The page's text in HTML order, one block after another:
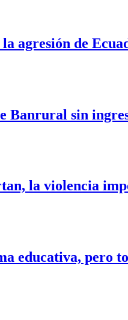
agresión de
Banrural sin
la violencia
educativa, pero